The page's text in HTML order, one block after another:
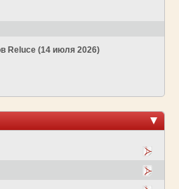
Reluce (14 июля 2026)